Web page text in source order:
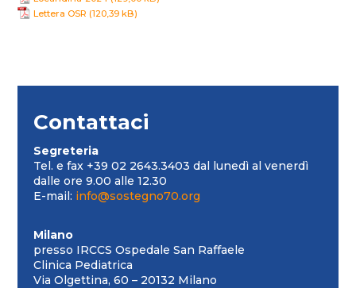
Lettera OSR
Contattaci
Segreteria
Tel. e fax +39 02 2643.3403 dal lunedì al venerdì
dalle ore 9.00 alle 12.30
E-mail: info@sostegno70.org
Milano
presso IRCCS Ospedale San Raffaele
Clinica Pediatrica
Via Olgettina, 60 – 20132 Milano